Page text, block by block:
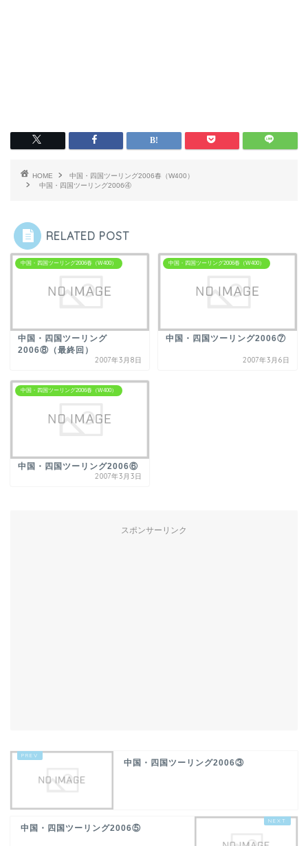
HOME
中国・四国ツーリング2006春（W400）
中国・四国ツーリング2006④
RELATED POST
中国・四国ツーリング2006春（W400）
中国・四国ツーリング
2006⑧（最終回）
2007年3月8日
中国・四国ツーリング2006春（W400）
中国・四国ツーリング2006⑦
2007年3月6日
中国・四国ツーリング2006春（W400）
中国・四国ツーリング2006⑥
2007年3月3日
スポンサーリンク
中国・四国ツーリング2006③
中国・四国ツーリング2006⑤